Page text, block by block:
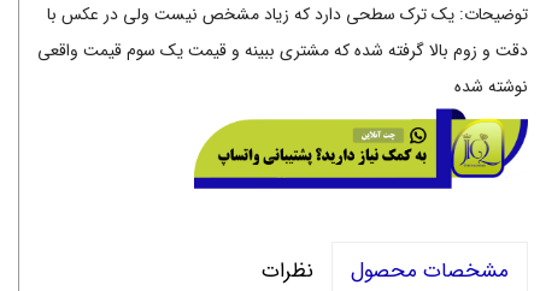
توضیحات: یک ترک سطحی دارد که زیاد مشخص نیست ولی در عکس با
دقت و زوم بالا گرفته شده که مشتری ببینه و قیمت یک سوم قیمت واقعی
نوشته شده
مشخصات محصول نظرات